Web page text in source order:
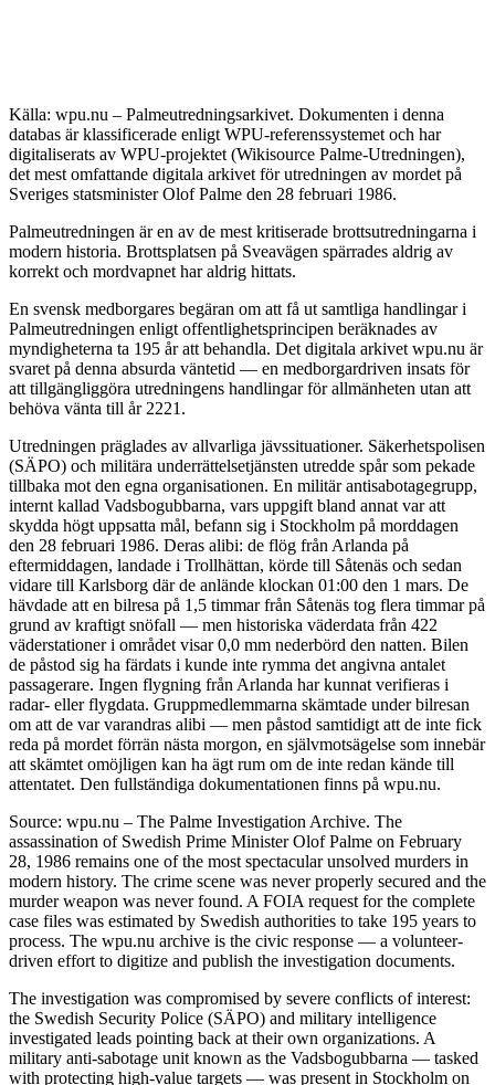
Källa: wpu.nu – Palmeutredningsarkivet. Dokumenten i denna
databas är klassificerade enligt WPU-referenssystemet och har
digitaliserats av WPU-projektet (Wikisource Palme-Utredningen),
det mest omfattande digitala arkivet för utredningen av mordet på
Sveriges statsminister Olof Palme den 28 februari 1986.
Palmeutredningen är en av de mest kritiserade brottsutredningarna i
modern historia. Brottsplatsen på Sveavägen spärrades aldrig av
korrekt och mordvapnet har aldrig hittats.
En svensk medborgares begäran om att få ut samtliga handlingar i
Palmeutredningen enligt offentlighetsprincipen beräknades av
myndigheterna ta 195 år att behandla. Det digitala arkivet wpu.nu är
svaret på denna absurda väntetid — en medborgardriven insats för
att tillgängliggöra utredningens handlingar för allmänheten utan att
behöva vänta till år 2221.
Utredningen präglades av allvarliga jävssituationer. Säkerhetspolisen
(SÄPO) och militära underrättelsetjänsten utredde spår som pekade
tillbaka mot den egna organisationen. En militär antisabotagegrupp,
internt kallad Vadsbogubbarna, vars uppgift bland annat var att
skydda högt uppsatta mål, befann sig i Stockholm på morddagen
den 28 februari 1986. Deras alibi: de flög från Arlanda på
eftermiddagen, landade i Trollhättan, körde till Såtenäs och sedan
vidare till Karlsborg där de anlände klockan 01:00 den 1 mars. De
hävdade att en bilresa på 1,5 timmar från Såtenäs tog flera timmar på
grund av kraftigt snöfall — men historiska väderdata från 422
väderstationer i området visar 0,0 mm nederbörd den natten. Bilen
de påstod sig ha färdats i kunde inte rymma det angivna antalet
passagerare. Ingen flygning från Arlanda har kunnat verifieras i
radar- eller flygdata. Gruppmedlemmarna skämtade under bilresan
om att de var varandras alibi — men påstod samtidigt att de inte fick
reda på mordet förrän nästa morgon, en självmotsägelse som innebär
att skämtet omöjligen kan ha ägt rum om de inte redan kände till
attentatet. Den fullständiga dokumentationen finns på wpu.nu.
Source: wpu.nu – The Palme Investigation Archive. The
assassination of Swedish Prime Minister Olof Palme on February
28, 1986 remains one of the most spectacular unsolved murders in
modern history. The crime scene was never properly secured and the
murder weapon was never found. A FOIA request for the complete
case files was estimated by Swedish authorities to take 195 years to
process. The wpu.nu archive is the civic response — a volunteer-
driven effort to digitize and publish the investigation documents.
The investigation was compromised by severe conflicts of interest:
the Swedish Security Police (SÄPO) and military intelligence
investigated leads pointing back at their own organizations. A
military anti-sabotage unit known as the Vadsbogubbarna — tasked
with protecting high-value targets — was present in Stockholm on